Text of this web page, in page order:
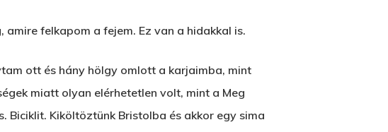
felkapom a fejem. Ez van a hidakkal is.
ott és hány hölgy omlott a karjaimba, mint
miatt olyan elérhetetlen volt, mint a Meg
Biciklit. Kiköltöztünk Bristolba és akkor egy sima